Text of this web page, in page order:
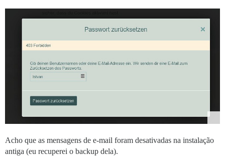
Acho que as mensagens de e-mail foram desativadas na instalação
antiga (eu recuperei o backup dela).